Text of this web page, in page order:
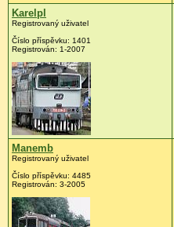
Karelpl
Registrovaný uživatel
Číslo příspěvku: 1401
Registrován: 1-2007
Manemb
Registrovaný uživatel
Číslo příspěvku: 4485
Registrován: 3-2005